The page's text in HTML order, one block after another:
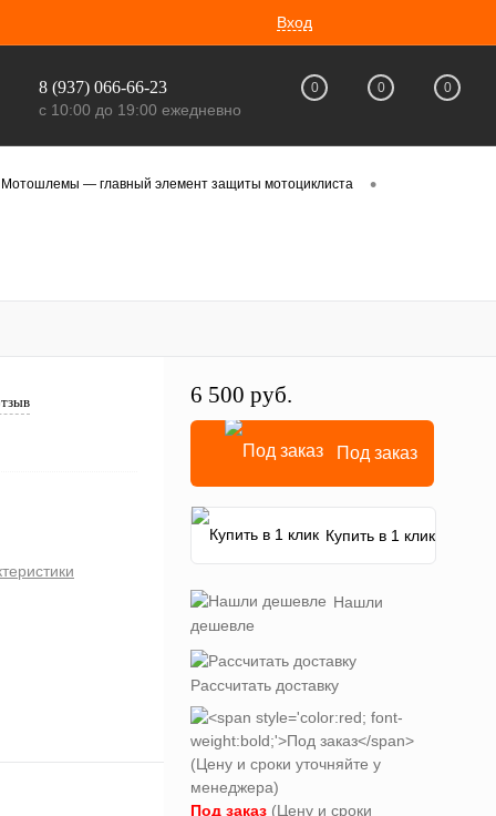
Вход
8 (937) 066-66-23
с 10:00 до 19:00 ежедневно
0 0 0
Мотошлемы — главный элемент защиты мотоциклиста •
6 500 руб.
Под заказ
Купить в 1 клик
Нашли
дешевле
Рассчитать доставку
Под заказ (Цену и сроки